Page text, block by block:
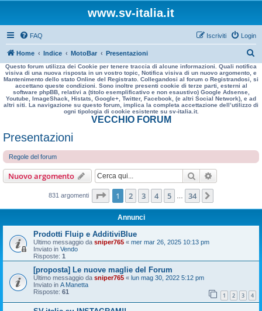
www.sv-italia.it
FAQ Login
Iscriviti
Home Indice MotoBar Presentazioni
e
r
a
Questo forum utilizza dei Cookie per tenere traccia di alcune informazioni. Quali notifica
visiva di una nuova risposta in un vostro topic, Notifica visiva di un nuovo argomento, e
Mantenimento dello stato Online del Registrato. Collegandosi al forum o Registrandosi, si
accettano queste condizioni. Sono inoltre presenti cookie di terze parti, esterni al
software phpBB, relativi a (titolo esemplificativo e non esaustivo) Google Adsense,
Youtube, ImageShack, Histats, Google+, Twitter, Facebook, (e altri Social Network), e ad
altri siti. La navigazione su questo forum, implica la completa accettazione dell’utilizzo di
ogni tipologia di cookie esistente su sv-italia.it.
VECCHIO FORUM
Presentazioni
Regole del forum
Nuovo argomento Cerca
831 argomenti Pagina di 34
1 2 3 4 5 34
Annunci
Prodotti Fluip e AdditiviBlue
Ultimo messaggio da sniper765 « mer mar 26, 2025 10:13 pm
Inviato in Vendo
Risposte: 1
[proposta] Le nuove maglie del Forum
Ultimo messaggio da sniper765 « lun mag 30, 2022 5:12 pm
Inviato in A Manetta
Risposte: 61 1 2 3 4